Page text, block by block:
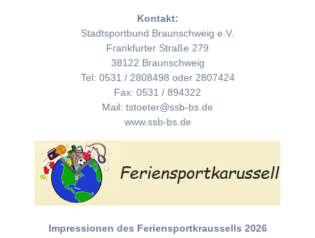
Kontakt:
Stadtsportbund Braunschweig e.V.
Frankfurter Straße 279
38122 Braunschweig
Tel: 0531 / 2808498 oder 2807424
Fax: 0531 / 894322
Mail: tstoeter@ssb-bs.de
www.ssb-bs.de
Impressionen des Feriensportkraussells 2026